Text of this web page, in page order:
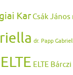
KarCsák
dr. Papp
ELTE ELTE